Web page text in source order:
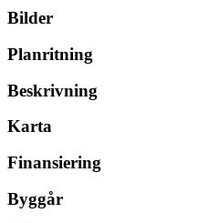
Bilder
Planritning
Beskrivning
Karta
Finansiering
Byggår